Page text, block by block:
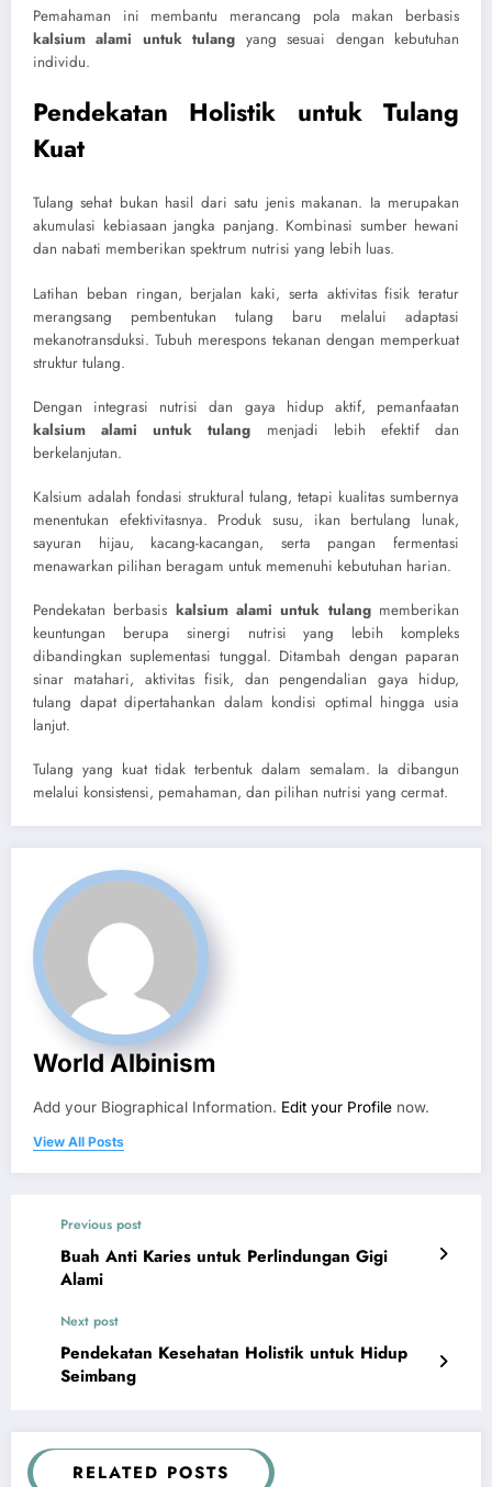
Pemahaman ini membantu merancang pola makan berbasis
kalsium alami untuk tulang yang sesuai dengan kebutuhan
individu.
Pendekatan Holistik untuk Tulang
Kuat
Tulang sehat bukan hasil dari satu jenis makanan. Ia merupakan
akumulasi kebiasaan jangka panjang. Kombinasi sumber hewani
dan nabati memberikan spektrum nutrisi yang lebih luas.
Latihan beban ringan, berjalan kaki, serta aktivitas fisik teratur
merangsang pembentukan tulang baru melalui adaptasi
mekanotransduksi. Tubuh merespons tekanan dengan memperkuat
struktur tulang.
Dengan integrasi nutrisi dan gaya hidup aktif, pemanfaatan
kalsium alami untuk tulang menjadi lebih efektif dan
berkelanjutan.
Kalsium adalah fondasi struktural tulang, tetapi kualitas sumbernya
menentukan efektivitasnya. Produk susu, ikan bertulang lunak,
sayuran hijau, kacang-kacangan, serta pangan fermentasi
menawarkan pilihan beragam untuk memenuhi kebutuhan harian.
Pendekatan berbasis kalsium alami untuk tulangmemberikan
keuntungan berupa sinergi nutrisi yang lebih kompleks
dibandingkan suplementasi tunggal. Ditambah dengan paparan
sinar matahari, aktivitas fisik, dan pengendalian gaya hidup,
tulang dapat dipertahankan dalam kondisi optimal hingga usia
lanjut.
Tulang yang kuat tidak terbentuk dalam semalam. Ia dibangun
melalui konsistensi, pemahaman, dan pilihan nutrisi yang cermat.
World Albinism
Add your Biographical Information. Edit your Profile now.
View All Posts
Previous post
Buah Anti Karies untuk Perlindungan Gigi
Alami
Next post
Pendekatan Kesehatan Holistik untuk Hidup
Seimbang
RELATED POSTS